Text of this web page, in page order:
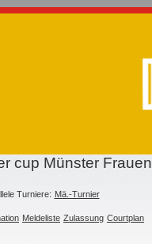
cup Münster Frauen
Turniere: Mä.-Turnier
Meldeliste Zulassung Courtplan